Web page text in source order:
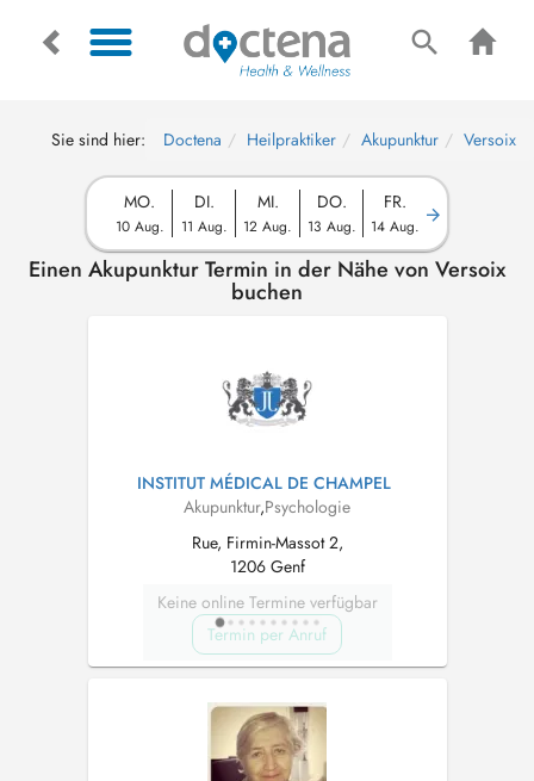
Sie sind hier: Doctena Heilpraktiker Akupunktur Versoix
MO.
10 Aug.
DI.
11 Aug.
MI.
12 Aug.
DO.
13 Aug.
FR.
14 Aug.
Einen Akupunktur Termin in der Nähe von Versoix
buchen
INSTITUT MÉDICAL DE CHAMPEL
Akupunktur,Psychologie
Rue, Firmin-Massot 2,
1206 Genf
Keine online Termine verfügbar
Termin per Anruf